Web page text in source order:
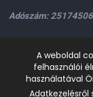
Adószám:
Személyes átvétel:
H-P: 9.00-17.00,Szo:
A weboldal
felhasználói
használatával